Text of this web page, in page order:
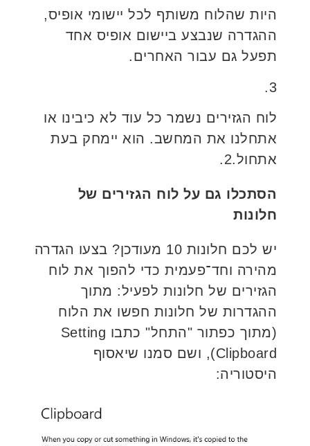
היות שהלוח משותף לכל יישומי אופיס,
ההגדרה שנבצע ביישום אופיס אחד
תפעל גם עבור האחרים.
3.
לוח הגזירים נשמר כל עוד לא כיבינו או
אתחלנו את המחשב. הוא יימחק בעת
אתחול.2.
הסתכלו גם על לוח הגזירים של
חלונות
יש לכם חלונות 10 מעודכן? בצעו הגדרה
מהירה וחד־פעמית כדי להפוך את לוח
הגזירים של חלונות לפעיל: מתוך
ההגדרות של חלונות חפשו את הלוח
(מתוך כפתור "התחל" כתבו Setting
Clipboard), ושם סמנו שיאסוף
היסטוריה: